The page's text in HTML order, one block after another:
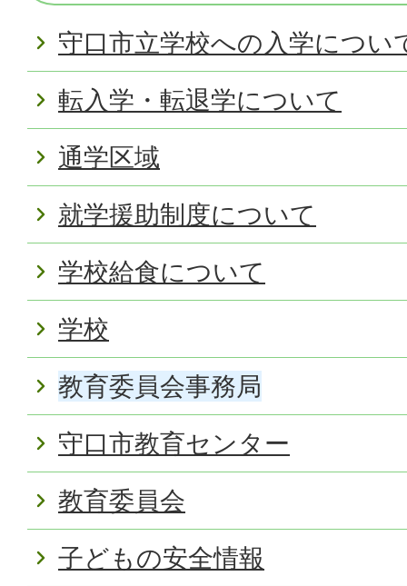
守口市立学校への入学につい
転入学・転退学について
通学区域
就学援助制度について
学校給食について
学校
教育委員会事務局
守口市教育センター
教育委員会
子どもの安全情報